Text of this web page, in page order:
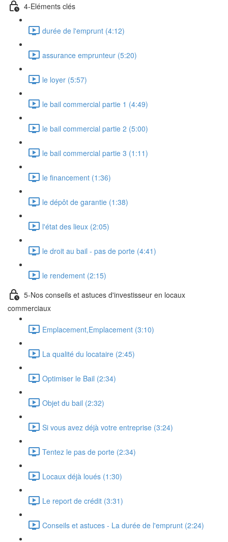
4-Eléments clés
durée de l'emprunt (4:12)
assurance emprunteur (5:20)
le loyer (5:57)
le bail commercial partie 1 (4:49)
le bail commercial partie 2 (5:00)
le bail commercial partie 3 (1:11)
le financement (1:36)
le dépôt de garantie (1:38)
l'état des lieux (2:05)
le droit au bail - pas de porte (4:41)
le rendement (2:15)
5-Nos conseils et astuces d'investisseur en locaux
commerciaux
Emplacement,Emplacement (3:10)
La qualité du locataire (2:45)
Optimiser le Bail (2:34)
Objet du bail (2:32)
Si vous avez déjà votre entreprise (3:24)
Tentez le pas de porte (2:34)
Locaux déjà loués (1:30)
Le report de crédit (3:31)
Conseils et astuces - La durée de l'emprunt (2:24)